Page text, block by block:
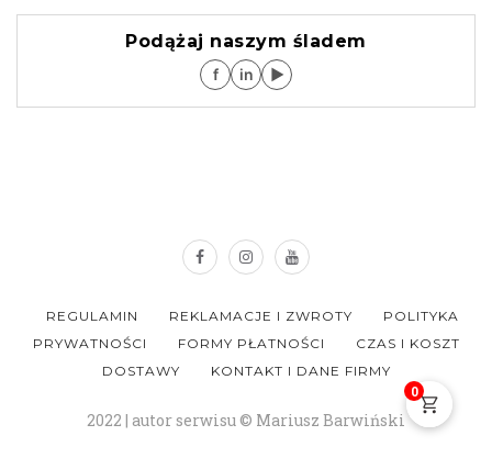
Podążaj naszym śladem
f in ▶
REGULAMIN REKLAMACJE I ZWROTY
POLITYKA
PRYWATNOŚCI
FORMY PŁATNOŚCI
CZAS I KOSZT
DOSTAWY
KONTAKT I DANE FIRMY
2022 | autor serwisu © Mariusz Barwiński
0